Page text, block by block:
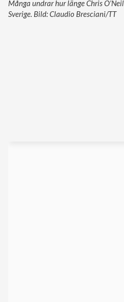
Många undrar hur länge Chris
Sverige. Bild: Claudio Bresciani/TT